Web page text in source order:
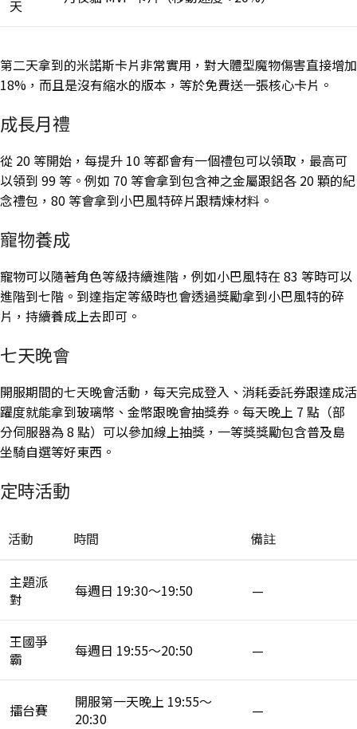
天
第二天拿到的米諾斯卡片非常實用，對大體型魔物傷害直接增加
18%，而且是沒有縮水的版本，等於免費送一張核心卡片。
成長月禮
從 20 等開始，每提升 10 等都會有一個禮包可以領取，最高可
以領到 99 等。例如 70 等會拿到包含神之金屬跟鋁各 20 顆的紀
念禮包，80 等會拿到小巴風特碎片跟精煉材料。
寵物養成
寵物可以隨著角色等級持續進階，例如小巴風特在 83 等時可以
進階到七階。到達指定等級時也會透過獎勵拿到小巴風特的碎
片，持續養成上去即可。
七天晚會
開服期間的七天晚會活動，每天完成登入、消耗委託券跟達成活
躍度就能拿到玻璃幣、金幣跟晚會抽獎券。每天晚上 7 點（部
分伺服器為 8 點）可以參加線上抽獎，一等獎獎勵包含普及島
坐騎自選等好東西。
定時活動
活動 時間 備註
主題派
對
每週日 19:30～19:50 —
王國爭
霸
每週日 19:55～20:50 —
擂台賽
開服第一天晚上 19:55～
20:30
—